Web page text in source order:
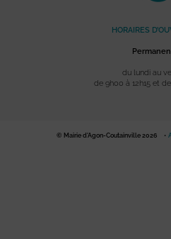
HORAIRES
du lundi au
de 9h00 à 12h15 et
© Mairie d'Agon-Coutainville 2026